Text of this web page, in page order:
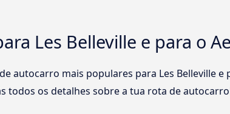
Les Belleville e para o
autocarro mais populares para Les Belleville e
todos os detalhes sobre a tua rota de